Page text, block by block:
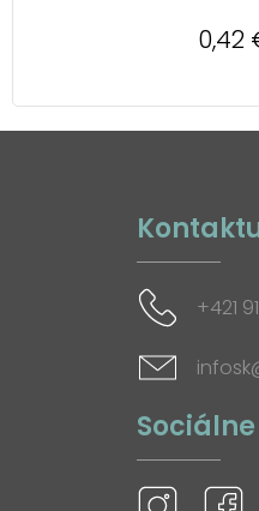
0,42
+421